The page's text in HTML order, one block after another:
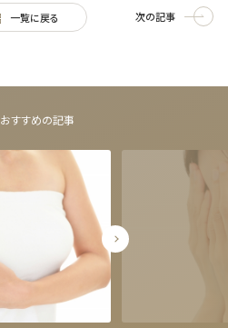
一覧に戻る 次の記事
おすすめの記事